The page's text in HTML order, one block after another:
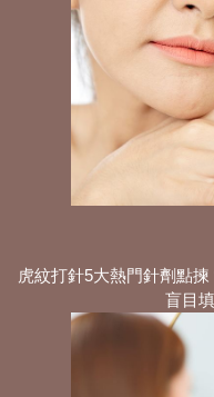
虎紋打針5大熱門針劑點
盲目